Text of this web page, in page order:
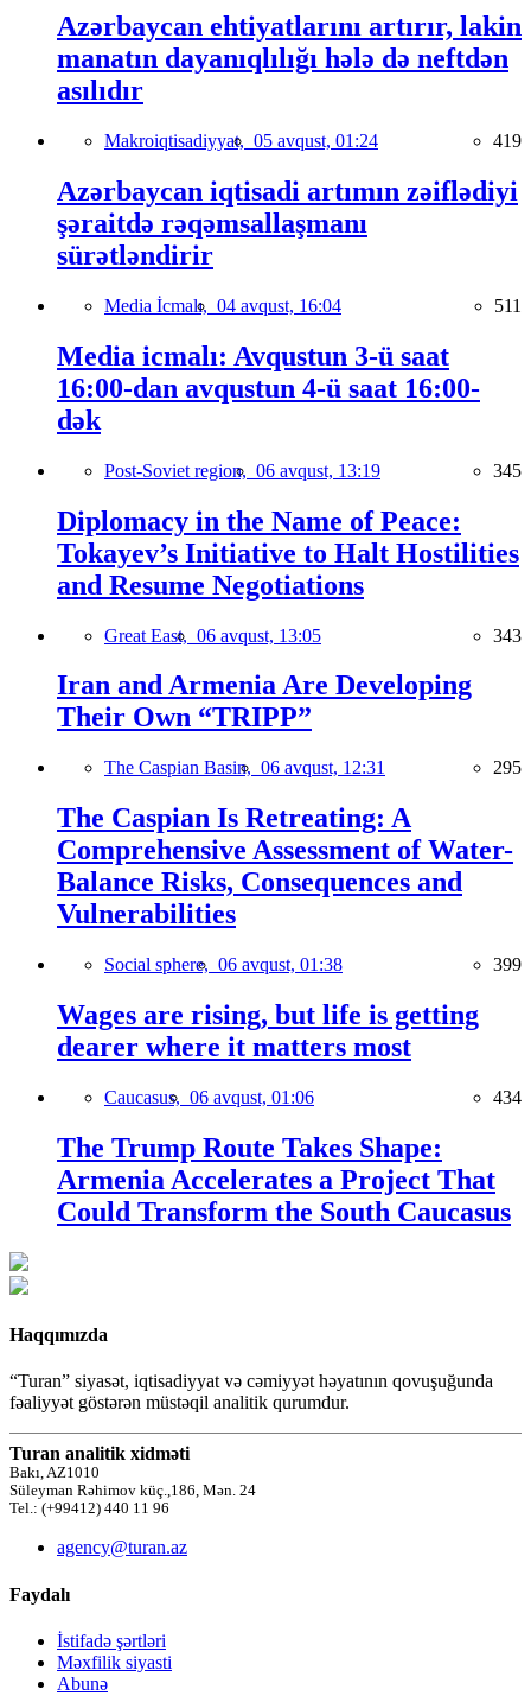
Azərbaycan ehtiyatlarını artırır, lakin
manatın dayanıqlılığı hələ də neftdən
asılıdır
Makroiqtisadiyyat, 05 avqust, 01:24 419
Azərbaycan iqtisadi artımın zəiflədiyi
şəraitdə rəqəmsallaşmanı
sürətləndirir
Media İcmalı, 04 avqust, 16:04 511
Media icmalı: Avqustun 3-ü saat
16:00-dan avqustun 4-ü saat 16:00-
dək
Post-Soviet region, 06 avqust, 13:19 345
Diplomacy in the Name of Peace:
Tokayev’s Initiative to Halt Hostilities
and Resume Negotiations
Great East, 06 avqust, 13:05 343
Iran and Armenia Are Developing
Their Own “TRIPP”
The Caspian Basin, 06 avqust, 12:31 295
The Caspian Is Retreating: A
Comprehensive Assessment of Water-
Balance Risks, Consequences and
Vulnerabilities
Social sphere, 06 avqust, 01:38 399
Wages are rising, but life is getting
dearer where it matters most
Caucasus, 06 avqust, 01:06 434
The Trump Route Takes Shape:
Armenia Accelerates a Project That
Could Transform the South Caucasus
Haqqımızda
“Turan” siyasət, iqtisadiyyat və cəmiyyət həyatının qovuşuğunda
fəaliyyət göstərən müstəqil analitik qurumdur.
Turan analitik xidməti
Bakı, AZ1010
Süleyman Rəhimov küç.,186, Mən. 24
Tel.: (+99412) 440 11 96
agency@turan.az
Faydalı
İstifadə şərtləri
Məxfilik siyasti
Abunə